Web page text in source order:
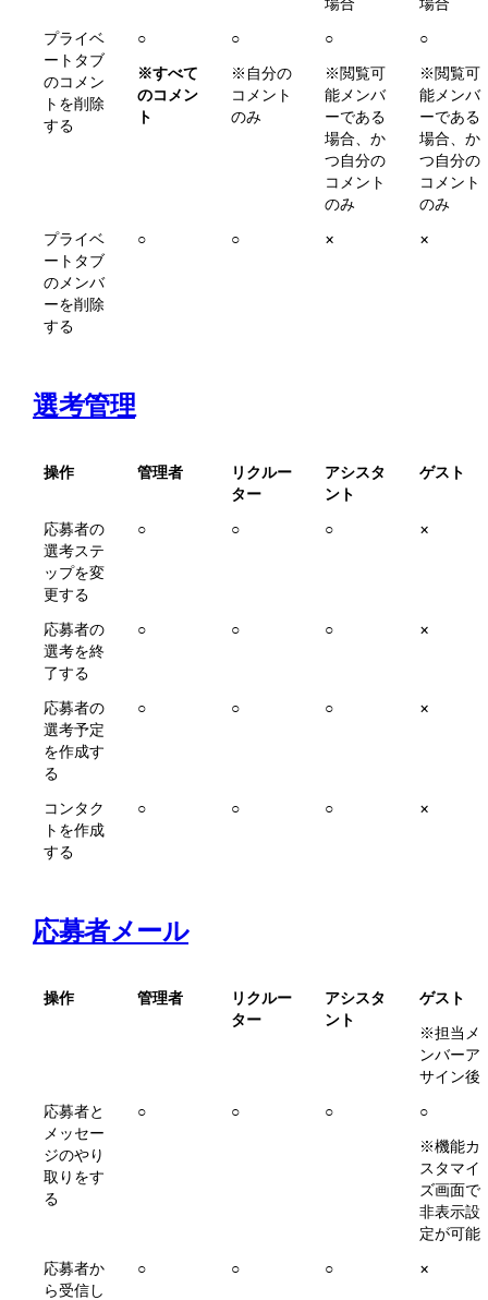
プライベ
ートタブ
のコメン
トを削除
する
○
※すべて
のコメン
ト
○
※自分の
コメント
のみ
○
※閲覧可
能メンバ
ーである
場合、か
つ自分の
コメント
のみ
○
※閲覧可
能メンバ
ーである
場合、か
つ自分の
コメント
のみ
プライベ
ートタブ
のメンバ
ーを削除
する
○ ○ × ×
選考管理
操作 管理者
リクルー
ター
アシスタ
ント
ゲスト
応募者の
選考ステ
ップを変
更する
○ ○ ○ ×
応募者の
選考を終
了する
○ ○ ○ ×
応募者の
選考予定
を作成す
る
○ ○ ○ ×
コンタク
トを作成
する
○ ○ ○ ×
応募者メール
操作 管理者
リクルー
ター
アシスタ
ント
ゲスト
※担当メ
ンバーア
サイン後
応募者と
メッセー
ジのやり
取りをす
る
○ ○ ○
○
※機能カ
スタマイ
ズ画面で
非表示設
定が可能
応募者か
ら受信し
○ ○ ○ ×